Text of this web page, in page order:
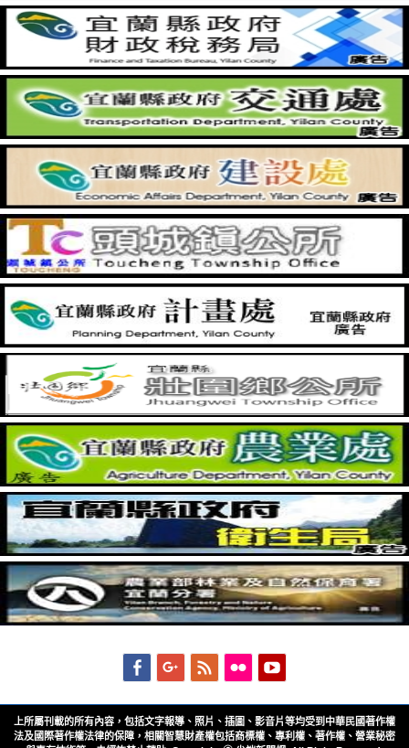
FacebookGoogleplus
Feed Flickr
上所屬刊載的所有內容，包括文字報導、照片、插圖、影音片等均受到中華民國著作權
法及國際著作權法律的保障，相關智慧財產權包括商標權、專利權、著作權、營業秘密